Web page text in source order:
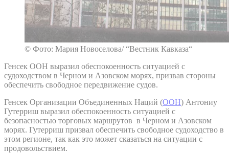
© Фото: Мария Новоселова/ “Вестник Кавказа“
Генсек ООН выразил обеспокоенность ситуацией с
судоходством в Черном и Азовском морях, призвав стороны
обеспечить свободное передвижение судов.
Генсек Организации Объединенных Наций (ООН) Антониу
Гутерриш выразил обеспокоенность ситуацией с
безопасностью торговых маршрутов в Черном и Азовском
морях. Гутерриш призвал обеспечить свободное судоходство в
этом регионе, так как это может сказаться на ситуации с
продовольствием.